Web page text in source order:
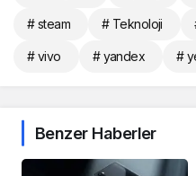
# steam # Teknoloji
# vivo # yandex #
Benzer Haberler